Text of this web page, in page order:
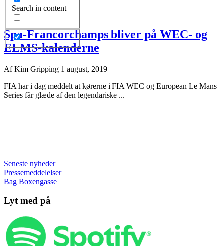
Search in content
Spa-Francorchamps bliver på WEC- og
ELMS-kalenderne
AfKim Gripping 1 august, 2019
FIA har i dag meddelt at kørerne i FIA WEC og European Le Mans
Series får glæde af den legendariske ...
Seneste nyheder
Pressemeddelelser
Bag Boxengasse
Lyt med på